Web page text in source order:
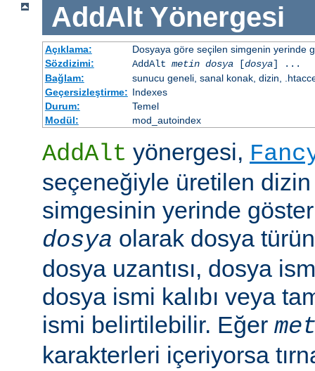
AddAlt Yönergesi
Açıklama:
Dosyaya göre seçilen simgenin yerinde
Sözdizimi:
AddAlt metin dosya[dosya] ...
Bağlam:
sunucu geneli, sanal konak, dizin,
Geçersizleştirme: Indexes
Durum:
Temel
Modül:
mod_autoindex
AddAlt yönergesi,
seçeneğiyle üretilen
simgesinin yerinde
dosya olarak dosya
dosya uzantısı, dosya
dosya ismi kalıbı veya
ismi belirtilebilir. Eğer
karakterleri içeriyorsa